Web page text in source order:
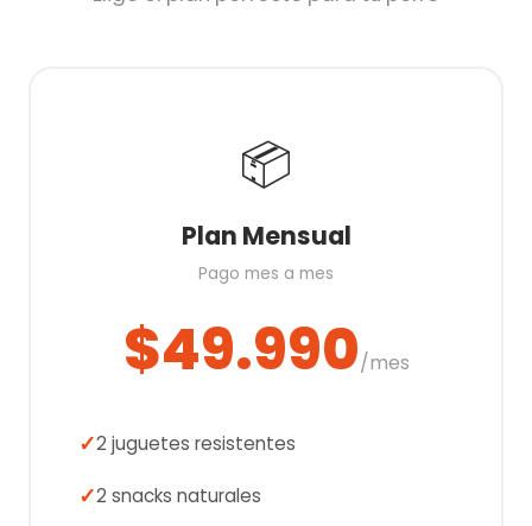
📦
Plan Mensual
Pago mes a mes
$49.990/mes
2 juguetes resistentes
2 snacks naturales